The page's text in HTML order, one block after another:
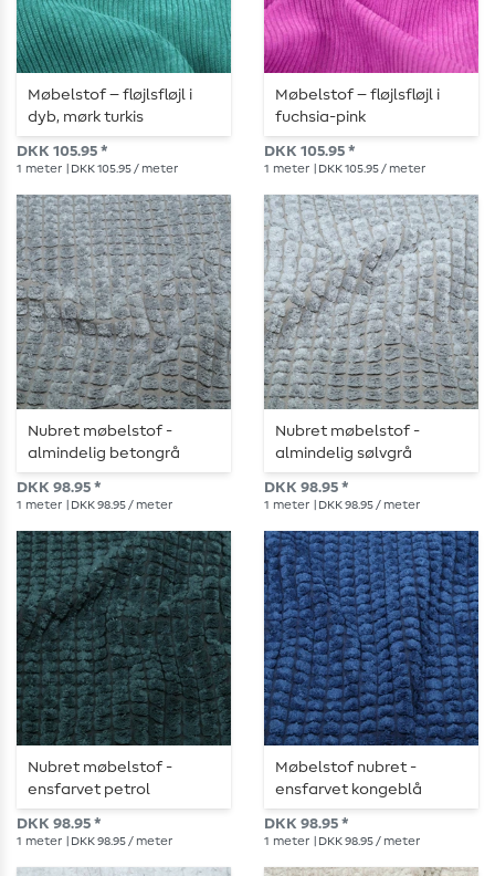
Møbelstof – fløjlsfløjl i
dyb, mørk turkis
DKK 105.95 *
1 meter | DKK 105.95 / meter
Møbelstof – fløjlsfløjl i
fuchsia-pink
DKK 105.95 *
1 meter | DKK 105.95 / meter
Nubret møbelstof -
almindelig betongrå
DKK 98.95 *
1 meter | DKK 98.95 / meter
Nubret møbelstof -
almindelig sølvgrå
DKK 98.95 *
1 meter | DKK 98.95 / meter
Nubret møbelstof -
ensfarvet petrol
DKK 98.95 *
1 meter | DKK 98.95 / meter
Møbelstof nubret -
ensfarvet kongeblå
DKK 98.95 *
1 meter | DKK 98.95 / meter